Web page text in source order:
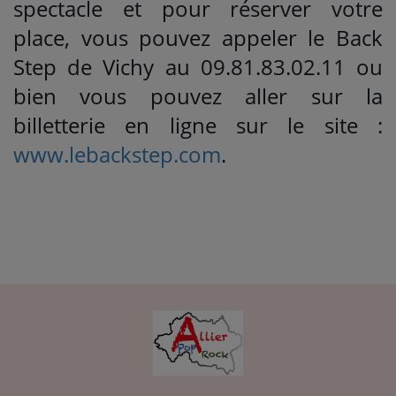
spectacle et pour réserver votre
place, vous pouvez appeler le Back
Step de Vichy au 09.81.83.02.11 ou
bien vous pouvez aller sur la
billetterie en ligne sur le site :
www.lebackstep.com.